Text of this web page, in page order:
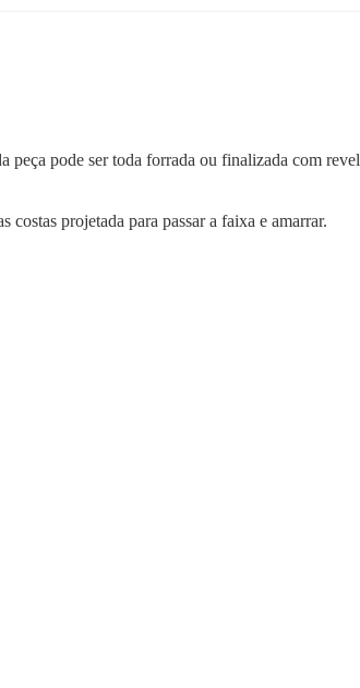
peça pode ser toda forrada ou finalizada com revel
costas projetada para passar a faixa e amarrar.